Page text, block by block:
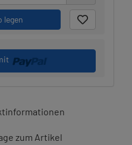
legen
zum Artikel